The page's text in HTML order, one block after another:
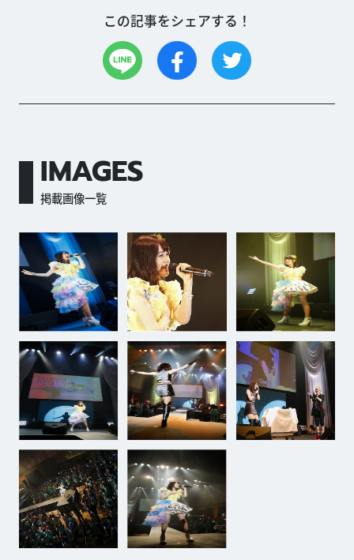
この記事をシェアする！
IMAGES
掲載画像一覧